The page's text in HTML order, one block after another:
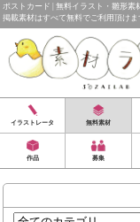
ポストカード | 無料イラスト・雛形素
掲載素材はすべて無料でご利用頂け
イラストレータ 無料素材
作品 募集